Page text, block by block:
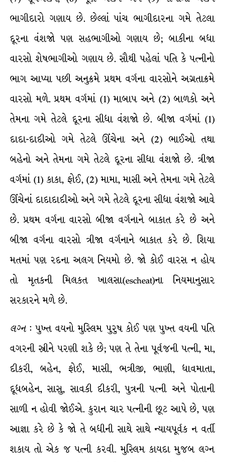
ભાગીદારો ગણાય છે. છેલ્લાં પાંચ ભાગીદારના ગમે તેટલા
દૂરના વંશજો પણ સહભાગીઓ ગણાય છે; બાકીના બધા
વારસો શેષભાગીઓ ગણાય છે. સૌથી પહેલાં પતિ કે પત્નીનો
ભાગ આપ્યા પછી અનુક્રમે પ્રથમ વર્ગના વારસોને અગ્રતાક્રમે
વારસો મળે. પ્રથમ વર્ગમાં (1) માબાપ અને (2) બાળકો અને
તેમના ગમે તેટલે દૂરના સીધા વંશજો છે. બીજા વર્ગમાં (1)
દાદા-દાદીઓ ગમે તેટલે ઊંચેના અને (2) ભાઈઓ તથા
બહેનો અને તેમના ગમે તેટલે દૂરના સીધા વંશજો છે. ત્રીજા
વર્ગમાં (1) કાકા, ફોઈ, (2) મામા, માસી અને તેમના ગમે તેટલે
ઊંચેનાં દાદાદાદીઓ અને ગમે તેટલે દૂરના સીધા વંશજો આવે
છે. પ્રથમ વર્ગના વારસો બીજા વર્ગનાને બાકાત કરે છે અને
બીજા વર્ગના વારસો ત્રીજા વર્ગનાને બાકાત કરે છે. શિયા
મતમાં પણ રદના અલગ નિયમો છે. જો કોઈ વારસ ન હોય
તો મૃતકની મિલકત ખાલસા(escheat)ના નિયમાનુસાર
સરકારને મળે છે.
લગ્ન : પુખ્ત વયનો મુસ્લિમ પુરુષ કોઈ પણ પુખ્ત વયની પતિ
વગરની સ્ત્રીને પરણી શકે છે; પણ તે તેના પૂર્વજની પત્ની, મા,
દીકરી, બહેન, ફોઈ, માસી, ભત્રીજી, ભાણી, ધાવમાતા,
દૂધબહેન, સાસુ, સાવકી દીકરી, પુત્રની પત્ની અને પોતાની
સાળી ન હોવી જોઈએ. કુરાન ચાર પત્નીની છૂટ આપે છે, પણ
આજ્ઞા કરે છે કે જો તે બધીની સાથે સાથે ન્યાયપૂર્વક ન વર્તી
શકાય તો એક જ પત્ની કરવી. મુસ્લિમ કાયદા મુજબ લગ્ન